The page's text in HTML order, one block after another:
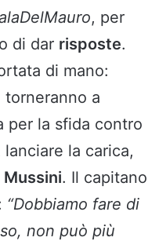
, per
di dar risposte.
di mano:
a
per la sfida contro
lanciare la carica,
Mussini. Il capitano
“Dobbiamo fare di
non può più